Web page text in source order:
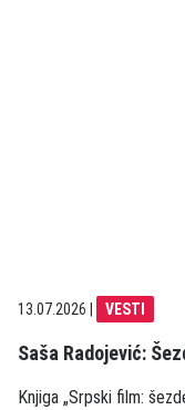
13.07.2026 VESTI
Saša Radojević:
Knjiga „Srpski film: